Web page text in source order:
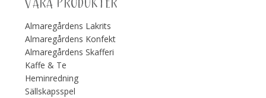
VÅRA PRODUKTER
Almaregårdens Lakrits
Almaregårdens Konfekt
Almaregårdens Skafferi
Kaffe & Te
Heminredning
Sällskapsspel